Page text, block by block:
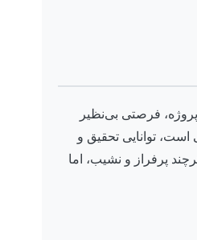
فرصتی بی‌نظیر
توانایی تحقیق و
پرفراز و نشیب، اما